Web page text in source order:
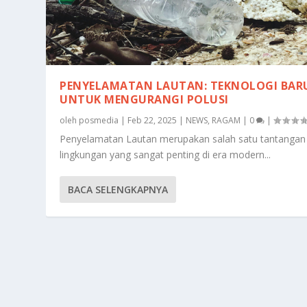
PENYELAMATAN LAUTAN: TEKNOLOGI
UNTUK MENGURANGI POLUSI
oleh posmedia | Feb 22, 2025 | NEWS, RAGAM | 0 |
Penyelamatan Lautan merupakan salah satu tantangan
lingkungan yang sangat penting di era modern...
BACA SELENGKAPNYA